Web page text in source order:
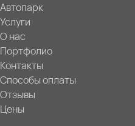
Автопарк
Услуги
О нас
Портфолио
Контакты
Способы оплаты
Отзывы
Цены